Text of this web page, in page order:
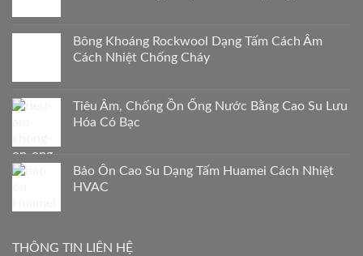
Bông Khoáng Rockwool Dạng Tấm Cách Âm
Cách Nhiệt Chống Cháy
Tiêu Âm, Chống Ồn Ống Nước Bằng Cao Su Lưu
Hóa Có Bạc
Bảo Ôn Cao Su Dạng Tấm Huamei Cách Nhiệt
HVAC
THÔNG TIN LIÊN HỆ